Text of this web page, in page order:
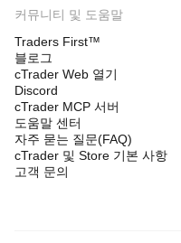
커뮤니티 및 도움말
Traders First™
블로그
cTrader Web 열기
Discord
cTrader MCP 서버
도움말 센터
자주 묻는 질문(FAQ)
cTrader 및 Store 기본 사항
고객 문의